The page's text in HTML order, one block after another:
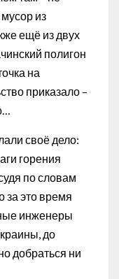
из
ещё из двух
полигон
на
приказало –
своё дело:
горения
по словам
за это время
инженеры
до
добраться ни